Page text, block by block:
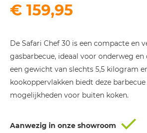
€ 159,95
De Safari Chef 30 is een compacte en
gasbarbecue, ideaal voor onderweg en
een gewicht van slechts 5,5 kilogram
kookoppervlakken biedt deze
mogelijkheden voor buiten koken.
Aanwezig in onze showroom